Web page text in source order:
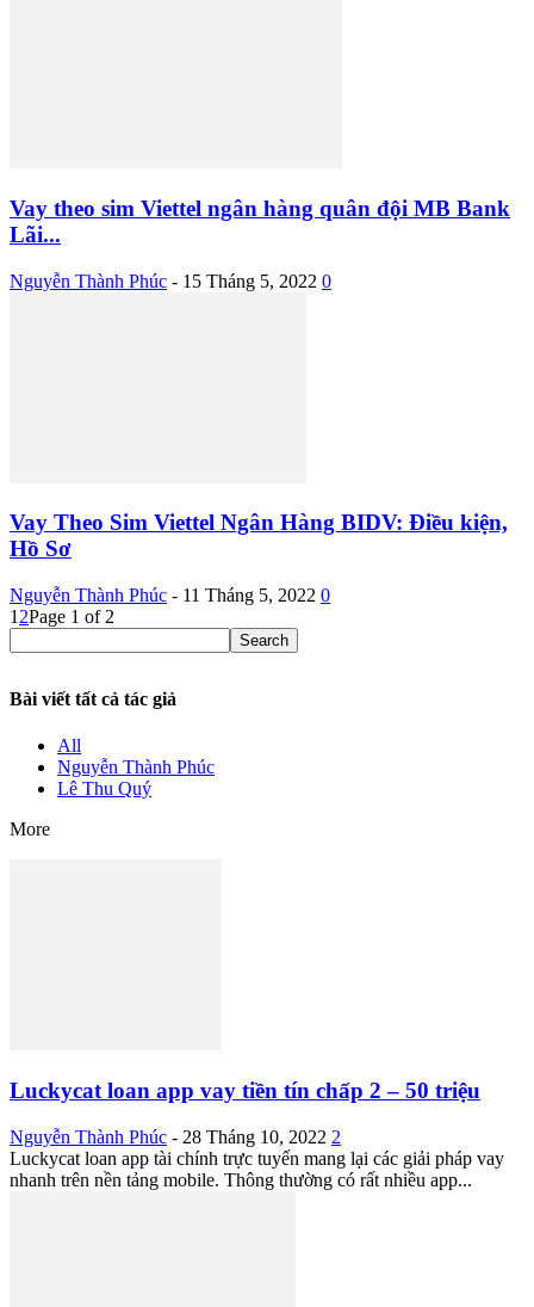
Vay theo sim Viettel ngân hàng quân đội MB Bank
Lãi...
Nguyễn Thành Phúc - 15 Tháng 5, 2022 0
Vay Theo Sim Viettel Ngân Hàng BIDV: Điều kiện,
Hồ Sơ
Nguyễn Thành Phúc - 11 Tháng 5, 2022 0
1 2Page 1 of 2
Bài viết tất cả tác giả
All
Nguyễn Thành Phúc
Lê Thu Quý
More
Luckycat loan app vay tiền tín chấp 2 – 50 triệu
Nguyễn Thành Phúc - 28 Tháng 10, 2022 2
Luckycat loan app tài chính trực tuyến mang lại các giải pháp vay
nhanh trên nền tảng mobile. Thông thường có rất nhiều app...